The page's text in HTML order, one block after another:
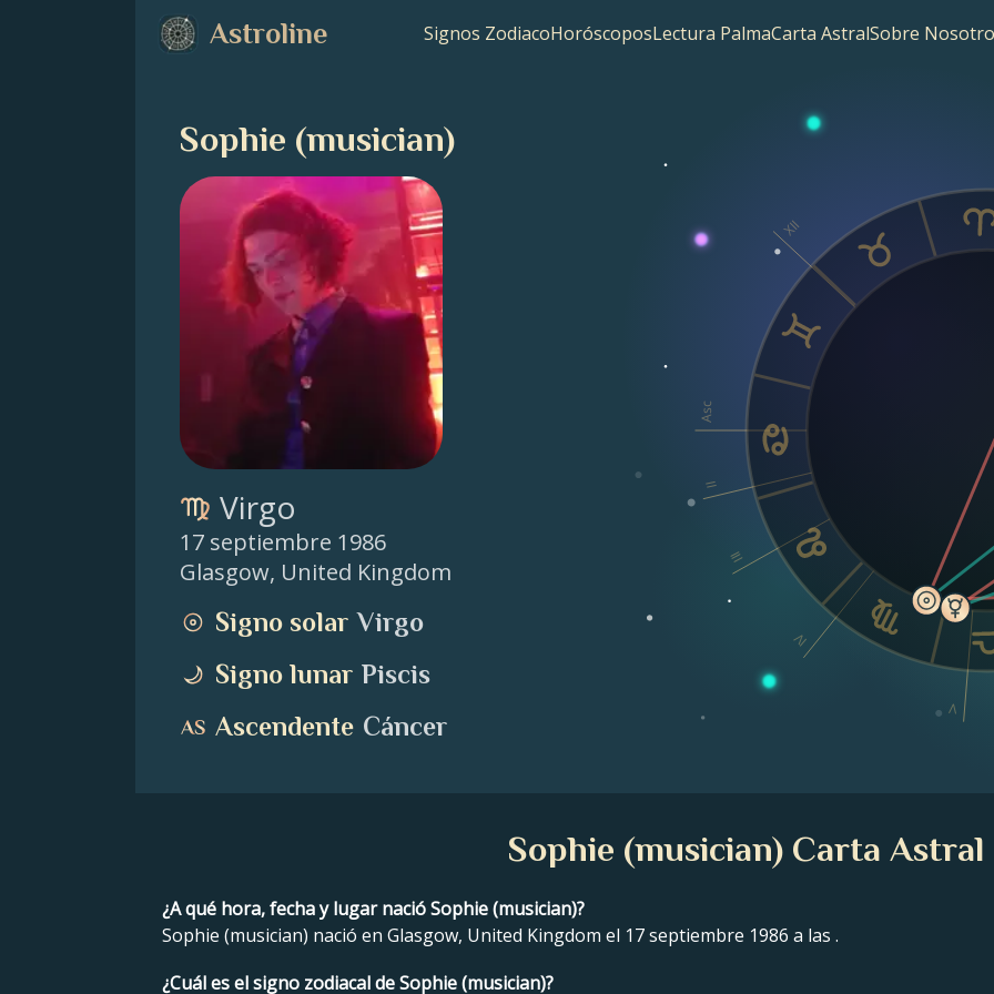
Astroline Signos ZodiacoHoróscoposLectura PalmaCarta AstralSobre
Sophie (musician)
Virgo
17 septiembre 1986
Glasgow, United Kingdom
Signo solar Virgo
Signo lunar Piscis
Ascendente Cáncer
Asc
II
III
IV
V
XII
Sophie (musician) Carta Astral
¿A qué hora, fecha y lugar nació Sophie (musician)?
Sophie (musician) nació en Glasgow, United Kingdom el 17 septiembre 1986 a las .
¿Cuál es el signo zodiacal de Sophie (musician)?